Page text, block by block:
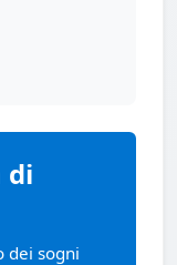
di
dei sogni